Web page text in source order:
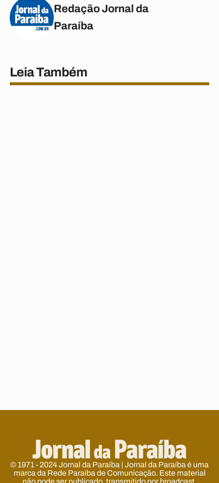
Redação Jornal da
Paraíba
Leia Também
© 1971 - 2024 Jornal da Paraíba | Jornal da Paraíba é uma
marca da Rede Paraíba de Comunicação. Este material
não pode ser publicado, transmitido por broadcast,